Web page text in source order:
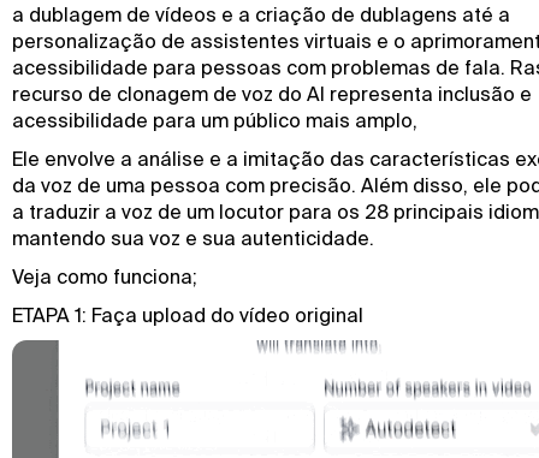
a dublagem de vídeos e a criação de dublagens até a
personalização de assistentes virtuais e o
acessibilidade para pessoas com problemas de fala.
recurso de clonagem de voz do AI representa inclusão e
acessibilidade para um público mais amplo,
Ele envolve a análise e a imitação das características
da voz de uma pessoa com precisão. Além disso, ele
a traduzir a voz de um locutor para os 28 principais
mantendo sua voz e sua autenticidade.
Veja como funciona;
ETAPA 1: Faça upload do vídeo original